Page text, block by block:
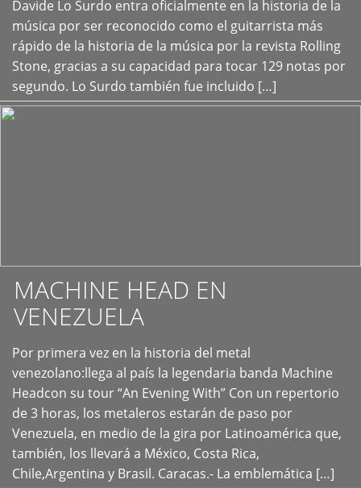
Davide Lo Surdo entra oficialmente en la historia de la
música por ser reconocido como el guitarrista más
rápido de la historia de la música por la revista Rolling
Stone, gracias a su capacidad para tocar 129 notas por
segundo. Lo Surdo también fue incluido […]
MACHINE HEAD EN
VENEZUELA
Por primera vez en la historia del metal
venezolano:llega al país la legendaria banda Machine
Headcon su tour “An Evening With” Con un repertorio
de 3 horas, los metaleros estarán de paso por
Venezuela, en medio de la gira por Latinoamérica que,
también, los llevará a México, Costa Rica,
Chile,Argentina y Brasil. Caracas.- La emblemática […]
+